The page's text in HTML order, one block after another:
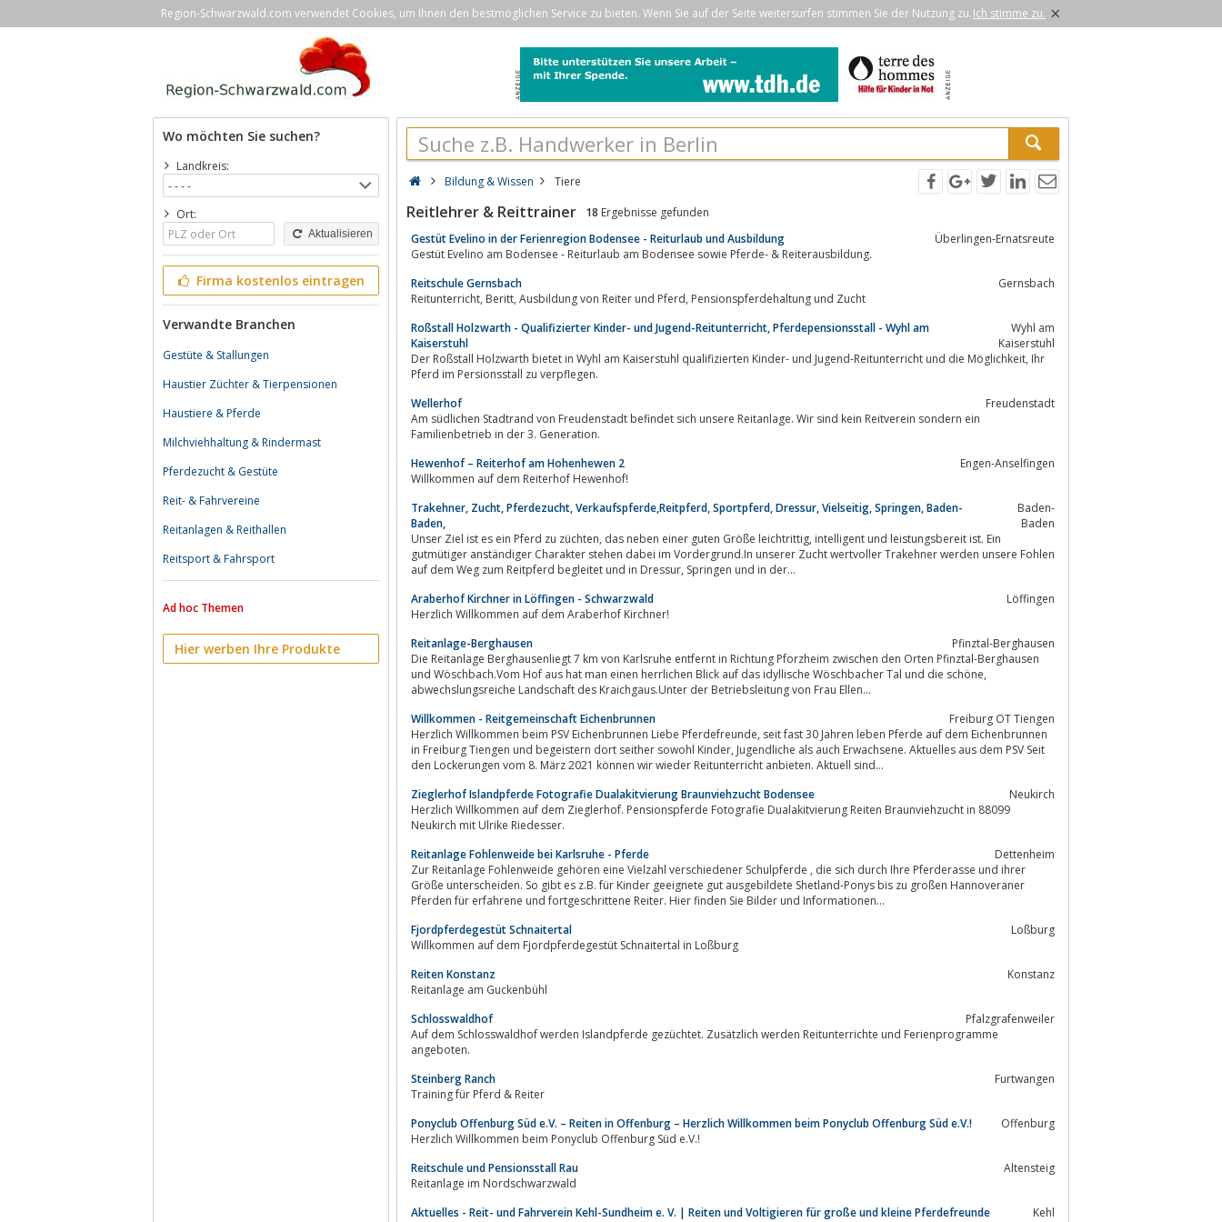
Region-Schwarzwald.com verwendet Cookies, um Ihnen den bestmöglichen Service zu bieten. Wenn Sie auf der Seite weitersurfen stimmen Sie der Nutzung zu.Ich stimme zu. ×
Wo möchten Sie suchen?
Landkreis:
Ort:
Aktualisieren
Firma kostenlos eintragen
Verwandte Branchen
Gestüte & Stallungen
Haustier Züchter & Tierpensionen
Haustiere & Pferde
Milchviehhaltung & Rindermast
Pferdezucht & Gestüte
Reit- & Fahrvereine
Reitanlagen & Reithallen
Reitsport & Fahrsport
Ad hoc Themen
Hier werben Ihre Produkte
Bildung & Wissen Tiere
Reitlehrer & Reittrainer 18 Ergebnisse gefunden
Gestüt Evelino in der Ferienregion Bodensee - Reiturlaub und Ausbildung
Überlingen-Ernatsreute
Gestüt Evelino am Bodensee - Reiturlaub am Bodensee sowie Pferde- & Reiterausbildung.
Reitschule Gernsbach
Gernsbach
Reitunterricht, Beritt, Ausbildung von Reiter und Pferd, Pensionspferdehaltung und Zucht
Roßstall Holzwarth - Qualifizierter Kinder- und Jugend-Reitunterricht, Pferdepensionsstall - Wyhl am
Kaiserstuhl
Wyhl am
Kaiserstuhl
Der Roßstall Holzwarth bietet in Wyhl am Kaiserstuhl qualifizierten Kinder- und Jugend-Reitunterricht und die Möglichkeit, Ihr
Pferd im Persionsstall zu verpflegen.
Wellerhof
Freudenstadt
Am südlichen Stadtrand von Freudenstadt befindet sich unsere Reitanlage. Wir sind kein Reitverein sondern ein
Familienbetrieb in der 3. Generation.
Hewenhof – Reiterhof am Hohenhewen 2
Engen-Anselfingen
Willkommen auf dem Reiterhof Hewenhof!
Trakehner, Zucht, Pferdezucht, Verkaufspferde,Reitpferd, Sportpferd, Dressur, Vielseitig, Springen, Baden-
Baden,
Baden-
Baden
Unser Ziel ist es ein Pferd zu züchten, das neben einer guten Größe leichtrittig, intelligent und leistungsbereit ist. Ein
gutmütiger anständiger Charakter stehen dabei im Vordergrund.In unserer Zucht wertvoller Trakehner werden unsere Fohlen
auf dem Weg zum Reitpferd begleitet und in Dressur, Springen und in der...
Araberhof Kirchner in Löffingen - Schwarzwald
Löffingen
Herzlich Willkommen auf dem Araberhof Kirchner!
Reitanlage-Berghausen
Pfinztal-Berghausen
Die Reitanlage Berghausenliegt 7 km von Karlsruhe entfernt in Richtung Pforzheim zwischen den Orten Pfinztal-Berghausen
und Wöschbach.Vom Hof aus hat man einen herrlichen Blick auf das idyllische Wöschbacher Tal und die schöne,
abwechslungsreiche Landschaft des Kraichgaus.Unter der Betriebsleitung von Frau Ellen...
Willkommen - Reitgemeinschaft Eichenbrunnen
Freiburg OT Tiengen
Herzlich Willkommen beim PSV Eichenbrunnen Liebe Pferdefreunde, seit fast 30 Jahren leben Pferde auf dem Eichenbrunnen
in Freiburg Tiengen und begeistern dort seither sowohl Kinder, Jugendliche als auch Erwachsene. Aktuelles aus dem PSV Seit
den Lockerungen vom 8. März 2021 können wir wieder Reitunterricht anbieten. Aktuell sind...
Zieglerhof Islandpferde Fotografie Dualakitvierung Braunviehzucht Bodensee
Neukirch
Herzlich Willkommen auf dem Zieglerhof. Pensionspferde Fotografie Dualakitvierung Reiten Braunviehzucht in 88099
Neukirch mit Ulrike Riedesser.
Reitanlage Fohlenweide bei Karlsruhe - Pferde
Dettenheim
Zur Reitanlage Fohlenweide gehören eine Vielzahl verschiedener Schulpferde , die sich durch Ihre Pferderasse und ihrer
Größe unterscheiden. So gibt es z.B. für Kinder geeignete gut ausgebildete Shetland-Ponys bis zu großen Hannoveraner
Pferden für erfahrene und fortgeschrittene Reiter. Hier finden Sie Bilder und Informationen...
Fjordpferdegestüt Schnaitertal
Loßburg
Willkommen auf dem Fjordpferdegestüt Schnaitertal in Loßburg
Reiten Konstanz
Konstanz
Reitanlage am Guckenbühl
Schlosswaldhof
Pfalzgrafenweiler
Auf dem Schlosswaldhof werden Islandpferde gezüchtet. Zusätzlich werden Reitunterrichte und Ferienprogramme
angeboten.
Steinberg Ranch
Furtwangen
Training für Pferd & Reiter
Ponyclub Offenburg Süd e.V. – Reiten in Offenburg – Herzlich Willkommen beim Ponyclub Offenburg Süd e.V.!
Offenburg
Herzlich Willkommen beim Ponyclub Offenburg Süd e.V.!
Reitschule und Pensionsstall Rau
Altensteig
Reitanlage im Nordschwarzwald
Aktuelles - Reit- und Fahrverein Kehl-Sundheim e. V. | Reiten und Voltigieren für große und kleine Pferdefreunde
Kehl